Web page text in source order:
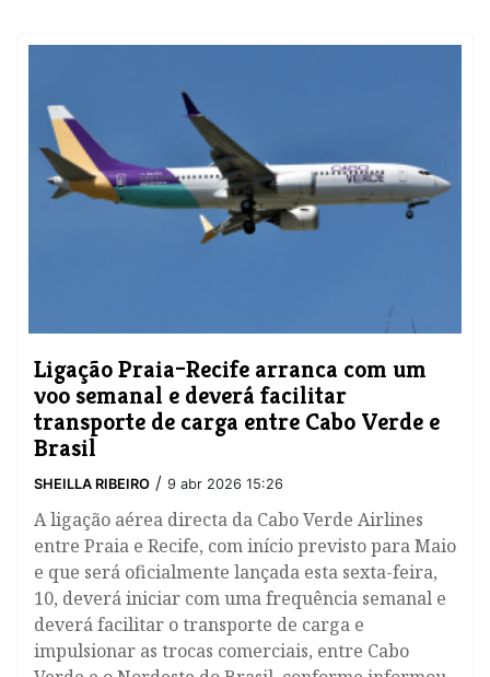
Ligação Praia–Recife arranca com um
voo semanal e deverá facilitar
transporte de carga entre Cabo Verde e
Brasil
SHEILLA RIBEIRO / 9 abr 2026 15:26
A ligação aérea directa da Cabo Verde Airlines
entre Praia e Recife, com início previsto para Maio
e que será oficialmente lançada esta sexta-feira,
10, deverá iniciar com uma frequência semanal e
deverá facilitar o transporte de carga e
impulsionar as trocas comerciais, entre Cabo